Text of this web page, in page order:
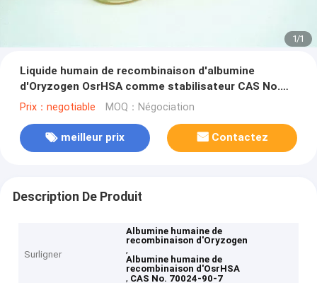
1/1
Liquide humain de recombinaison d'albumine
d'Oryzogen OsrHSA comme stabilisateur CAS No.
70024-90-7
Prix：negotiable MOQ：Négociation
meilleur prix Contactez
Description De Produit
Surligner
Albumine humaine de
recombinaison d'Oryzogen
,
Albumine humaine de
recombinaison d'OsrHSA
, CAS No. 70024-90-7